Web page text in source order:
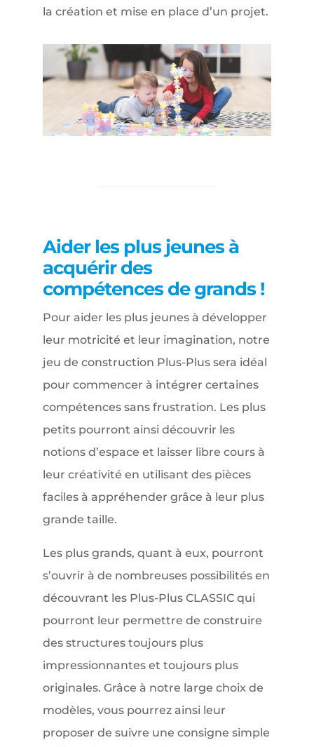
la création et mise en place d’un projet.
Aider les plus jeunes à
acquérir des
compétences de grands !
Pour aider les plus jeunes à développer
leur motricité et leur imagination, notre
jeu de construction Plus-Plus sera idéal
pour commencer à intégrer certaines
compétences sans frustration. Les plus
petits pourront ainsi découvrir les
notions d’espace et laisser libre cours à
leur créativité en utilisant des pièces
faciles à appréhender grâce à leur plus
grande taille.
Les plus grands, quant à eux, pourront
s’ouvrir à de nombreuses possibilités en
découvrant les Plus-Plus CLASSIC qui
pourront leur permettre de construire
des structures toujours plus
impressionnantes et toujours plus
originales. Grâce à notre large choix de
modèles, vous pourrez ainsi leur
proposer de suivre une consigne simple